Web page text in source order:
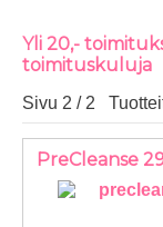
Yli 20,-
toimituskuluja
Sivu 2 / 2
PreCleanse